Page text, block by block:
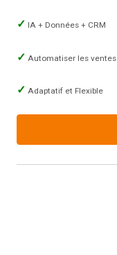
IA + Données + CRM
Automatiser les ventes
Adaptatif et Flexible